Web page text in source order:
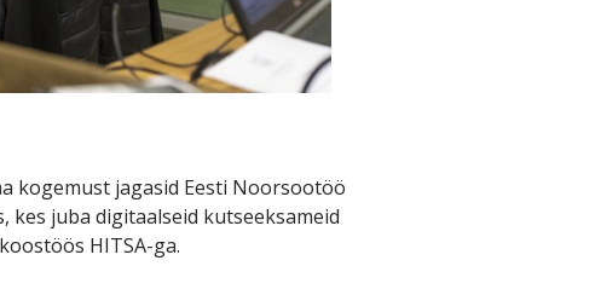
kogemust jagasid Eesti Noorsootöö
kes juba digitaalseid kutseeksameid
HITSA-ga.